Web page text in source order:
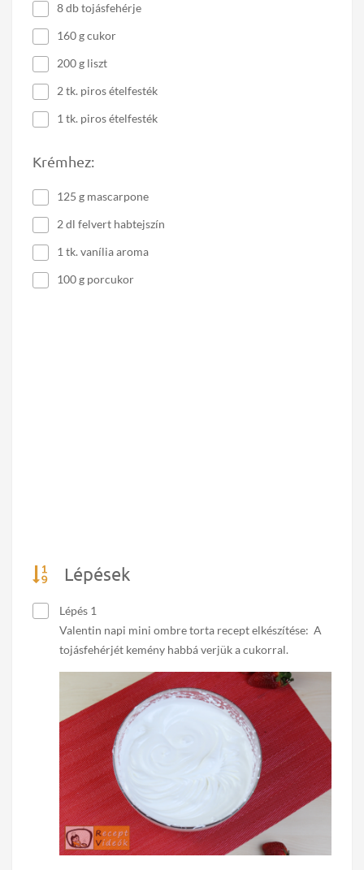
8 db tojásfehérje
160 g cukor
200 g liszt
2 tk. piros ételfesték
1 tk. piros ételfesték
Krémhez:
125 g mascarpone
2 dl felvert habtejszín
1 tk. vanília aroma
100 g porcukor
Lépések
Lépés 1
Valentin napi mini ombre torta recept elkészítése: A
tojásfehérjét kemény habbá verjük a cukorral.